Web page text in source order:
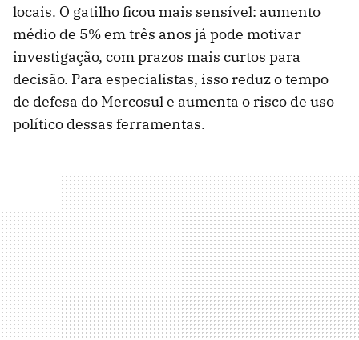
locais. O gatilho ficou mais sensível: aumento
médio de 5% em três anos já pode motivar
investigação, com prazos mais curtos para
decisão. Para especialistas, isso reduz o tempo
de defesa do Mercosul e aumenta o risco de uso
político dessas ferramentas.